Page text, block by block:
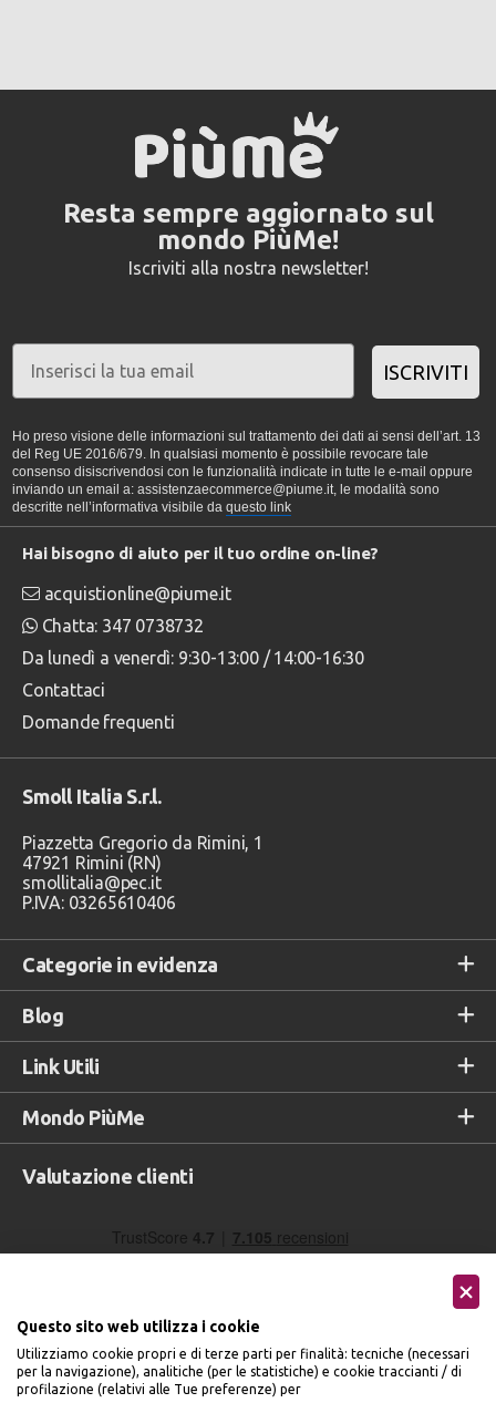
Resta sempre aggiornato sul
mondo PiùMe!
Iscriviti alla nostra newsletter!
ISCRIVITI
Ho preso visione delle informazioni sul trattamento dei dati ai sensi dell’art. 13
del Reg UE 2016/679. In qualsiasi momento è possibile revocare tale
consenso disiscrivendosi con le funzionalità indicate in tutte le e-mail oppure
inviando un email a: assistenzaecommerce@piume.it, le modalità sono
descritte nell’informativa visibile da questo link
Categorie in evidenza
Blog
Link Utili
Mondo PiùMe
Hai bisogno di aiuto per il tuo ordine on-line?
acquistionline@piume.it
Chatta: 347 0738732
Da lunedì a venerdì: 9:30-13:00 / 14:00-16:30
Contattaci
Domande frequenti
Smoll Italia S.r.l.
Piazzetta Gregorio da Rimini, 1
47921 Rimini (RN)
smollitalia@pec.it
P.IVA: 03265610406
Valutazione clienti
Questo sito web utilizza i cookie
Utilizziamo cookie propri e di terze parti per finalità: tecniche (necessari
per la navigazione), analitiche (per le statistiche) e cookie traccianti / di
profilazione (relativi alle Tue preferenze) per